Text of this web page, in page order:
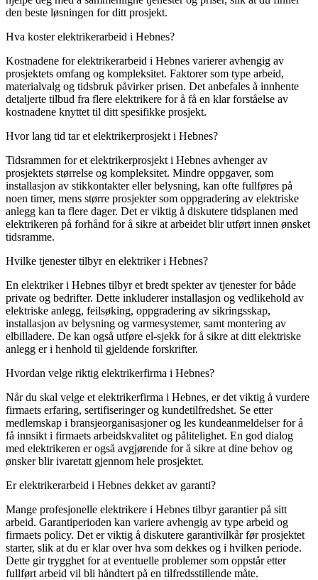
den beste løsningen for ditt prosjekt.
Hva koster elektrikerarbeid i Hebnes?
Kostnadene for elektrikerarbeid i Hebnes varierer avhengig av
prosjektets omfang og kompleksitet. Faktorer som type arbeid,
materialvalg og tidsbruk påvirker prisen. Det anbefales å innhente
detaljerte tilbud fra flere elektrikere for å få en klar forståelse av
kostnadene knyttet til ditt spesifikke prosjekt.
Hvor lang tid tar et elektrikerprosjekt i Hebnes?
Tidsrammen for et elektrikerprosjekt i Hebnes avhenger av
prosjektets størrelse og kompleksitet. Mindre oppgaver, som
installasjon av stikkontakter eller belysning, kan ofte fullføres på
noen timer, mens større prosjekter som oppgradering av elektriske
anlegg kan ta flere dager. Det er viktig å diskutere tidsplanen med
elektrikeren på forhånd for å sikre at arbeidet blir utført innen ønsket
tidsramme.
Hvilke tjenester tilbyr en elektriker i Hebnes?
En elektriker i Hebnes tilbyr et bredt spekter av tjenester for både
private og bedrifter. Dette inkluderer installasjon og vedlikehold av
elektriske anlegg, feilsøking, oppgradering av sikringsskap,
installasjon av belysning og varmesystemer, samt montering av
elbilladere. De kan også utføre el-sjekk for å sikre at ditt elektriske
anlegg er i henhold til gjeldende forskrifter.
Hvordan velge riktig elektrikerfirma i Hebnes?
Når du skal velge et elektrikerfirma i Hebnes, er det viktig å vurdere
firmaets erfaring, sertifiseringer og kundetilfredshet. Se etter
medlemskap i bransjeorganisasjoner og les kundeanmeldelser for å
få innsikt i firmaets arbeidskvalitet og pålitelighet. En god dialog
med elektrikeren er også avgjørende for å sikre at dine behov og
ønsker blir ivaretatt gjennom hele prosjektet.
Er elektrikerarbeid i Hebnes dekket av garanti?
Mange profesjonelle elektrikere i Hebnes tilbyr garantier på sitt
arbeid. Garantiperioden kan variere avhengig av type arbeid og
firmaets policy. Det er viktig å diskutere garantivilkår før prosjektet
starter, slik at du er klar over hva som dekkes og i hvilken periode.
Dette gir trygghet for at eventuelle problemer som oppstår etter
fullført arbeid vil bli håndtert på en tilfredsstillende måte.